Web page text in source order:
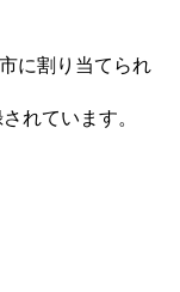
に割り当てられ
れています。